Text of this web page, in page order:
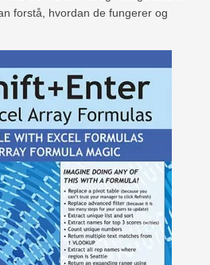
forstå, hvordan de fungerer og